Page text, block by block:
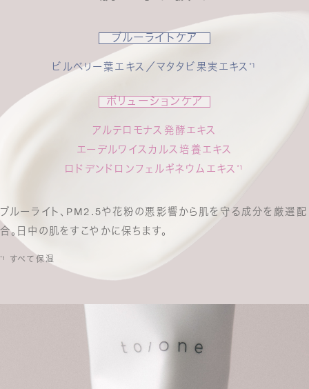
ブルーライトケア
ビルベリー葉エキス／マタタビ果実エキス *¹
ポリューションケア
アルテロモナス発酵エキス
エーデルワイスカルス培養エキス
ロドデンドロンフェルギネウムエキス *¹
ブルーライト、PM2.5や花粉の悪影響から肌を守る成分を厳選配
合。日中の肌をすこやかに保ちます。
*¹ すべて保湿